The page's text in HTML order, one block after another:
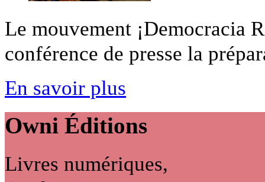
Le mouvement ¡Democracia
conférence de presse la
En savoir plus
Owni Éditions
Livres numériques,